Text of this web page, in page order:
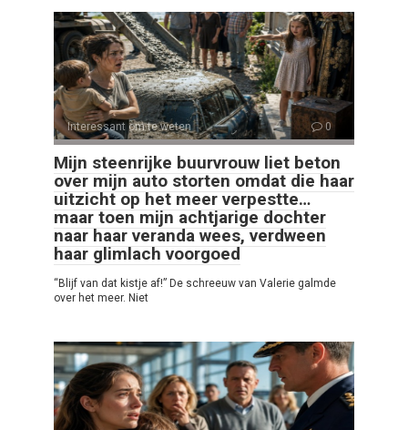
Interessant om te weten 0
Mijn steenrijke buurvrouw liet beton
over mijn auto storten omdat die haar
uitzicht op het meer verpestte…
maar toen mijn achtjarige dochter
naar haar veranda wees, verdween
haar glimlach voorgoed
“Blijf van dat kistje af!” De schreeuw van Valerie galmde
over het meer. Niet